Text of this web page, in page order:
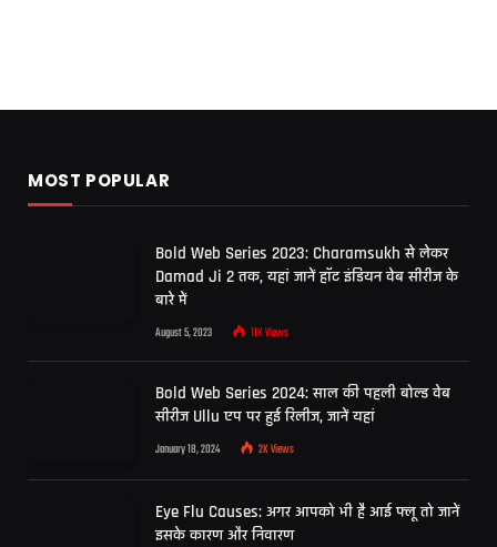
MOST POPULAR
Bold Web Series 2023: Charamsukh से लेकर
Damad Ji 2 तक, यहां जानें हॉट इंडियन वेब सीरीज के
बारे में
August 5, 2023 11KViews
Bold Web Series 2024: साल की पहली बोल्ड वेब
सीरीज Ullu एप पर हुई रिलीज, जानें यहां
January 18, 2024 2KViews
Eye Flu Causes: अगर आपको भी है आई फ्लू तो जानें
इसके कारण और निवारण